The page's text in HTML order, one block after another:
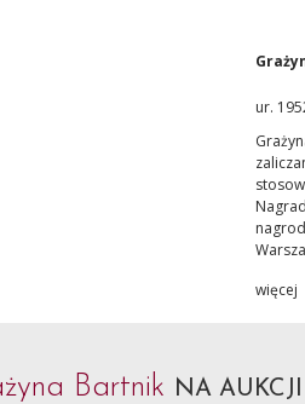
ur.
więcej
Bartnik NA AUKCJI